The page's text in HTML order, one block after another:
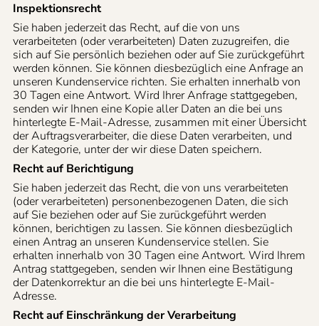
Inspektionsrecht
Sie haben jederzeit das Recht, auf die von uns
verarbeiteten (oder verarbeiteten) Daten zuzugreifen, die
sich auf Sie persönlich beziehen oder auf Sie zurückgeführt
werden können. Sie können diesbezüglich eine Anfrage an
unseren Kundenservice richten. Sie erhalten innerhalb von
30 Tagen eine Antwort. Wird Ihrer Anfrage stattgegeben,
senden wir Ihnen eine Kopie aller Daten an die bei uns
hinterlegte E-Mail-Adresse, zusammen mit einer Übersicht
der Auftragsverarbeiter, die diese Daten verarbeiten, und
der Kategorie, unter der wir diese Daten speichern.
Recht auf Berichtigung
Sie haben jederzeit das Recht, die von uns verarbeiteten
(oder verarbeiteten) personenbezogenen Daten, die sich
auf Sie beziehen oder auf Sie zurückgeführt werden
können, berichtigen zu lassen. Sie können diesbezüglich
einen Antrag an unseren Kundenservice stellen. Sie
erhalten innerhalb von 30 Tagen eine Antwort. Wird Ihrem
Antrag stattgegeben, senden wir Ihnen eine Bestätigung
der Datenkorrektur an die bei uns hinterlegte E-Mail-
Adresse.
Recht auf Einschränkung der Verarbeitung